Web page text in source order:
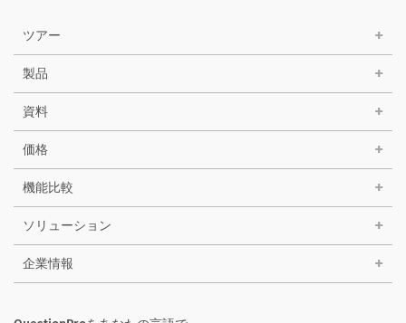
ツアー
製品
資料
価格
機能比較
ソリューション
企業情報